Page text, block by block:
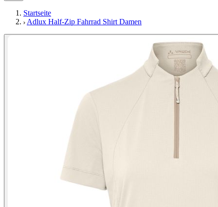
Startseite
Adlux Half-Zip Fahrrad Shirt Damen